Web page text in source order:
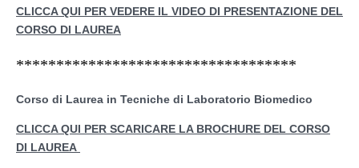
CLICCA QUI PER VEDERE IL VIDEO DI PRESENTAZIONE DEL
CORSO DI LAUREA
***********************************
Corso di Laurea in Tecniche di Laboratorio Biomedico
CLICCA QUI PER SCARICARE LA BROCHURE DEL CORSO
DI LAUREA